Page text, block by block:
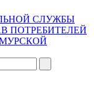
СЛУЖБЫ
ПОТРЕБИТЕЛЕЙ